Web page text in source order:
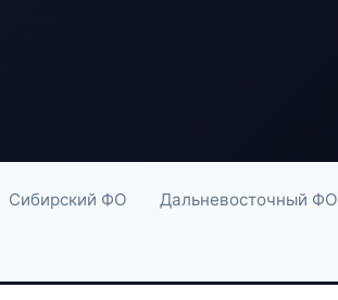
Сибирский ФО Дальневосточный ФО